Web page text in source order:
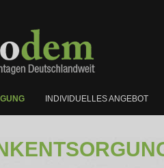
INDIVIDUELLES ANGEBOT